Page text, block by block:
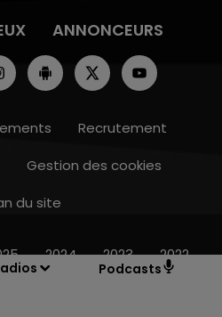
Podcasts
ANNONCEURS
Recrutement
Gestion des cookies
du site
2024 2023 2022